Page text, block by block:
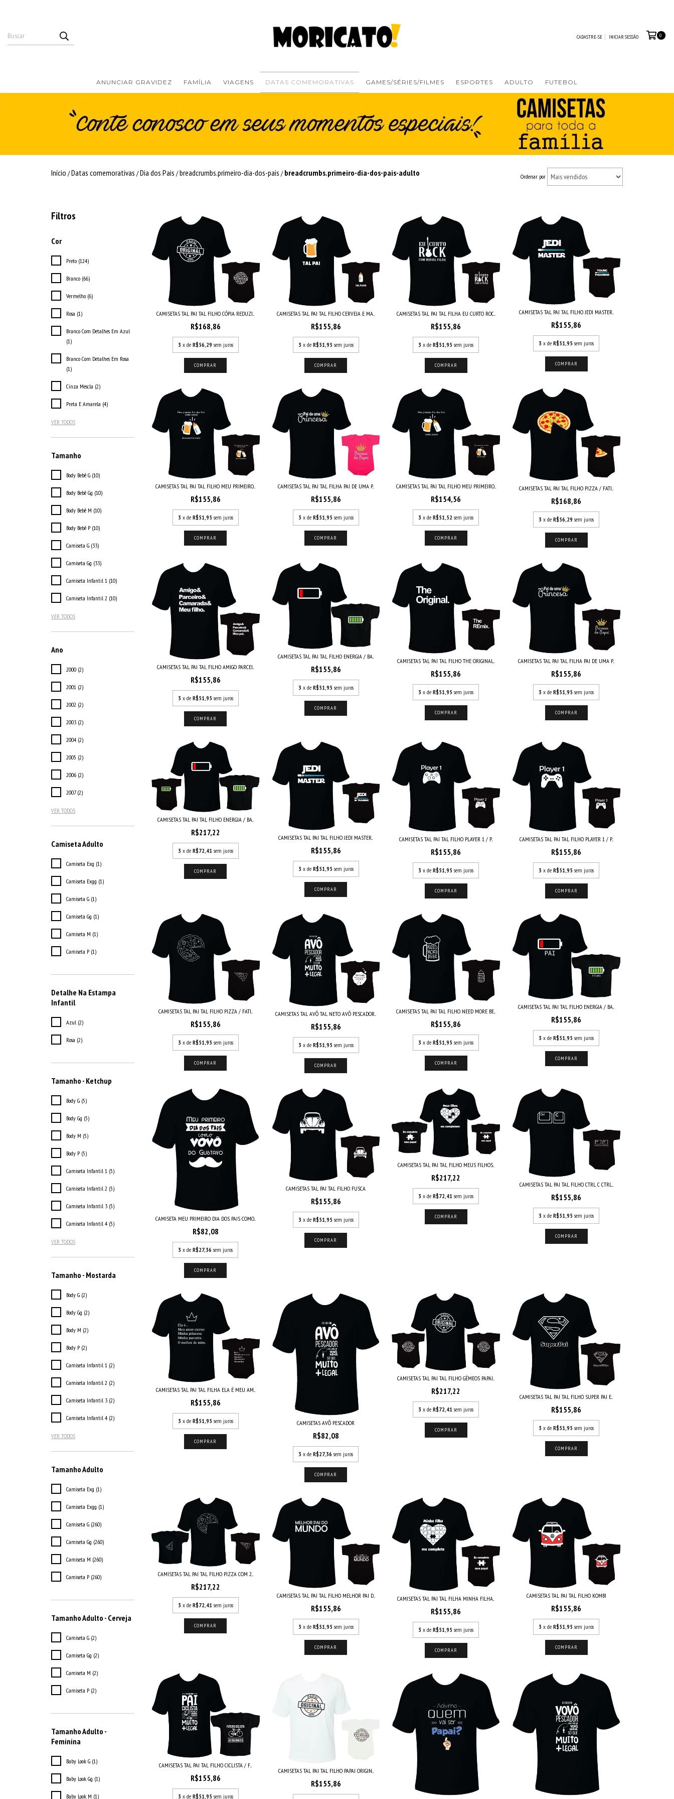
CADASTRE-SE INICIAR SESSÃO 0
ANUNCIAR GRAVIDEZ FAMÍLIA VIAGENS DATAS COMEMORATIVAS GAMES/SÉRIES/FILMES ESPORTES ADULTO FUTEBOL
Início /Datas comemorativas /Dia dos Pais /breadcrumbs.primeiro-dia-dos-pais / breadcrumbs.primeiro-dia-dos-pais-adulto Ordenar por
Filtros
Cor
Preto (124)
Branco (66)
Vermelho (6)
Rosa (1)
Branco Com Detalhes Em Azul
(1)
Branco Com Detalhes Em Rosa
(1)
Cinza Mescla (2)
Preta E Amarela (4)
VER TODOS
Tamanho
Body Bebê G (10)
Body Bebê Gg (10)
Body Bebê M (10)
Body Bebê P (10)
Camiseta G (33)
Camiseta Gg (33)
Camiseta Infantil 1 (10)
Camiseta Infantil 2 (10)
VER TODOS
Ano
2000 (2)
2001 (2)
2002 (2)
2003 (2)
2004 (2)
2005 (2)
2006 (2)
2007 (2)
VER TODOS
Camiseta Adulto
Camiseta Exg (1)
Camiseta Exgg (1)
Camiseta G (1)
Camiseta Gg (1)
Camiseta M (1)
Camiseta P (1)
Detalhe Na Estampa
Infantil
Azul (2)
Rosa (2)
Tamanho - Ketchup
Body G (5)
Body Gg (5)
Body M (5)
Body P (5)
Camiseta Infantil 1 (5)
Camiseta Infantil 2 (5)
Camiseta Infantil 3 (5)
Camiseta Infantil 4 (5)
VER TODOS
Tamanho - Mostarda
Body G (2)
Body Gg (2)
Body M (2)
Body P (2)
Camiseta Infantil 1 (2)
Camiseta Infantil 2 (2)
Camiseta Infantil 3 (2)
Camiseta Infantil 4 (2)
VER TODOS
Tamanho Adulto
Camiseta Exg (1)
Camiseta Exgg (1)
Camiseta G (260)
Camiseta Gg (260)
Camiseta M (260)
Camiseta P (260)
Tamanho Adulto - Cerveja
Camiseta G (2)
Camiseta Gg (2)
Camiseta M (2)
Camiseta P (2)
Tamanho Adulto -
Feminina
Baby Look G (1)
Baby Look Gg (1)
Baby Look M (1)
CAMISETAS TAL PAI TAL FILHO CÓPIA REDUZI...
R$168,86
3 x de R$56,29 sem juros
COMPRAR
CAMISETAS TAL PAI TAL FILHO CERVEJA E MA...
R$155,86
3 x de R$51,95 sem juros
COMPRAR
CAMISETAS TAL PAI TAL FILHA EU CURTO ROC...
R$155,86
3 x deR$51,95 sem juros
COMPRAR
CAMISETAS TAL PAI TAL FILHO JEDI MASTER...
R$155,86
3 x deR$51,95 sem juros
COMPRAR
CAMISETAS TAL PAI TAL FILHO MEU PRIMEIRO...
R$155,86
3 x de R$51,95 sem juros
COMPRAR
CAMISETAS TAL PAI TAL FILHA PAI DE UMA P...
R$155,86
3 x de R$51,95 sem juros
COMPRAR
CAMISETAS TAL PAI TAL FILHO MEU PRIMEIRO...
R$154,56
3 x deR$51,52 sem juros
COMPRAR
CAMISETAS TAL PAI TAL FILHO PIZZA / FATI...
R$168,86
3 x deR$56,29 sem juros
COMPRAR
CAMISETAS TAL PAI TAL FILHO AMIGO PARCEI...
R$155,86
3 x de R$51,95 sem juros
COMPRAR
CAMISETAS TAL PAI TAL FILHO ENERGIA / BA...
R$155,86
3 x de R$51,95 sem juros
COMPRAR
CAMISETAS TAL PAI TAL FILHO THE ORIGINAL...
R$155,86
3 x deR$51,95 sem juros
COMPRAR
CAMISETAS TAL PAI TAL FILHA PAI DE UMA P...
R$155,86
3 x deR$51,95 sem juros
COMPRAR
CAMISETAS TAL PAI TAL FILHO ENERGIA / BA...
R$217,22
3 x de R$72,41 sem juros
COMPRAR
CAMISETAS TAL PAI TAL FILHO JEDI MASTER...
R$155,86
3 x de R$51,95 sem juros
COMPRAR
CAMISETAS TAL PAI TAL FILHO PLAYER 1 / P...
R$155,86
3 x deR$51,95 sem juros
COMPRAR
CAMISETAS TAL PAI TAL FILHO PLAYER 1 / P...
R$155,86
3 x deR$51,95 sem juros
COMPRAR
CAMISETAS TAL PAI TAL FILHO PIZZA / FATI...
R$155,86
3 x de R$51,95 sem juros
COMPRAR
CAMISETAS TAL AVÔ TAL NETO AVÔ PESCADOR...
R$155,86
3 x de R$51,95 sem juros
COMPRAR
CAMISETAS TAL PAI TAL FILHO NEED MORE BE...
R$155,86
3 x deR$51,95 sem juros
COMPRAR
CAMISETAS TAL PAI TAL FILHO ENERGIA / BA...
R$155,86
3 x deR$51,95 sem juros
COMPRAR
CAMISETA MEU PRIMEIRO DIA DOS PAIS COMO...
R$82,08
3 x deR$27,36 sem juros
COMPRAR
CAMISETAS TAL PAI TAL FILHO FUSCA
R$155,86
3 x de R$51,95 sem juros
COMPRAR
CAMISETAS TAL PAI TAL FILHO MEUS FILHOS...
R$217,22
3 x deR$72,41 sem juros
COMPRAR
CAMISETAS TAL PAI TAL FILHO CTRL C CTRL...
R$155,86
3 x deR$51,95 sem juros
COMPRAR
CAMISETAS TAL PAI TAL FILHA ELA É MEU AM...
R$155,86
3 x de R$51,95 sem juros
COMPRAR
CAMISETAS AVÔ PESCADOR
R$82,08
3 x deR$27,36 sem juros
COMPRAR
CAMISETAS TAL PAI TAL FILHO GÊMEOS PAPAI...
R$217,22
3 x deR$72,41 sem juros
COMPRAR
CAMISETAS TAL PAI TAL FILHO SUPER PAI E...
R$155,86
3 x deR$51,95 sem juros
COMPRAR
CAMISETAS TAL PAI TAL FILHO PIZZA COM 2...
R$217,22
3 x de R$72,41 sem juros
COMPRAR
CAMISETAS TAL PAI TAL FILHO MELHOR PAI D...
R$155,86
3 x de R$51,95 sem juros
COMPRAR
CAMISETAS TAL PAI TAL FILHA MINHA FILHA...
R$155,86
3 x deR$51,95 sem juros
COMPRAR
CAMISETAS TAL PAI TAL FILHO KOMBI
R$155,86
3 x deR$51,95 sem juros
COMPRAR
CAMISETAS TAL PAI TAL FILHO CICLISTA / F...
R$155,86
3 x de R$51,95 sem juros
CAMISETAS TAL PAI TAL FILHO PAPAI ORIGIN...
R$155,86